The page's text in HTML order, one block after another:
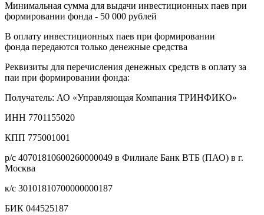
Минимальная сумма для выдачи инвестиционных паев при
формировании фонда - 50 000 рублей
В оплату инвестиционных паев при формировании
фонда передаются только денежные средства
Реквизиты для перечисления денежных средств в оплату за
паи при формировании фонда:
Получатель: АО «Управляющая Компания ТРИНФИКО»
ИНН 7701155020
КПП 775001001
р/с 40701810600260000049 в Филиале Банк ВТБ (ПАО) в г.
Москва
к/с 30101810700000000187
БИК 044525187